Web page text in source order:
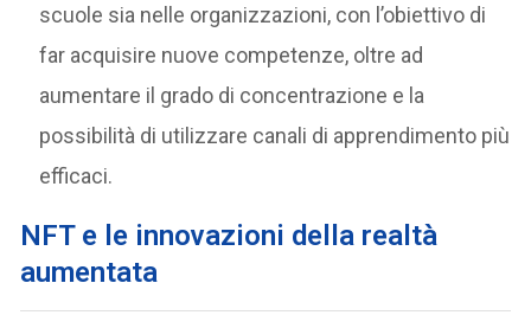
scuole sia nelle organizzazioni, con l’obiettivo di
far acquisire nuove competenze, oltre ad
aumentare il grado di concentrazione e la
possibilità di utilizzare canali di apprendimento più
efficaci.
NFT e le innovazioni della realtà
aumentata